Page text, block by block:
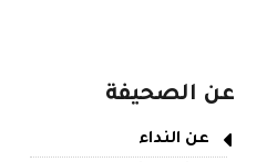
عن الصحيفة
عن النداء